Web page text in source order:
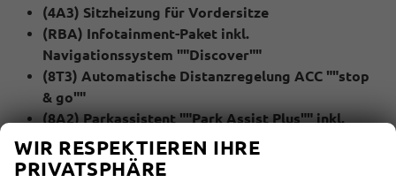
(4A3) Sitzheizung für Vordersitze
(RBA) Infotainment-Paket inkl.
Navigationssystem ""Discover""
(8T3) Automatische Distanzregelung ACC ""stop
& go""
(8A2) Parkassistent ""Park Assist Plus"" inkl.
Einparkhilfe vorne und hinten
(4K5) Schlüsselloses Schließ- und Startsystem
WIR RESPEKTIEREN IHRE
PRIVATSPHÄRE